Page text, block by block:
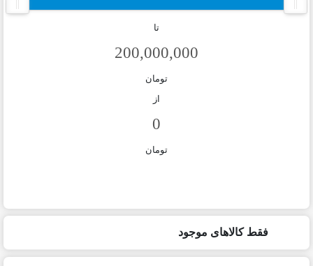
تا
تومان
از
تومان
فقط کالاهای موجود